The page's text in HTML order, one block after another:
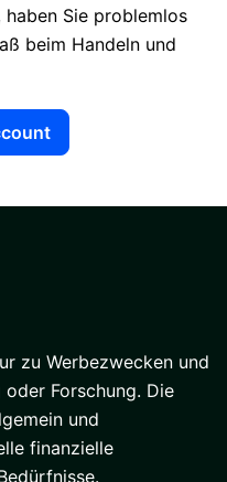
Sie problemlos
beim Handeln und
zu Werbezwecken und
Forschung. Die
und
finanzielle